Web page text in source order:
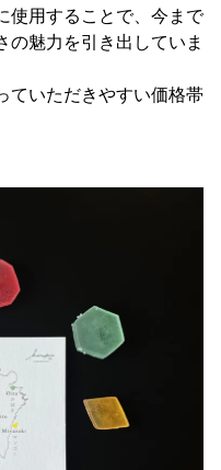
使用することで、今まで
の魅力を引き出していま
ていただきやすい価格帯